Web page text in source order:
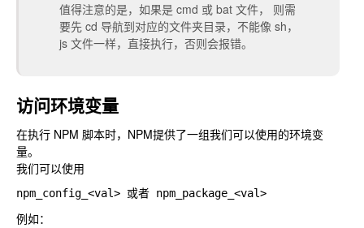
值得注意的是，如果是 cmd 或 bat 文件， 则需
要先 cd 导航到对应的文件夹目录，不能像 sh，
js 文件一样，直接执行，否则会报错。
访问环境变量
在执行 NPM 脚本时，NPM提供了一组我们可以使用的环境变
量。
我们可以使用
例如：